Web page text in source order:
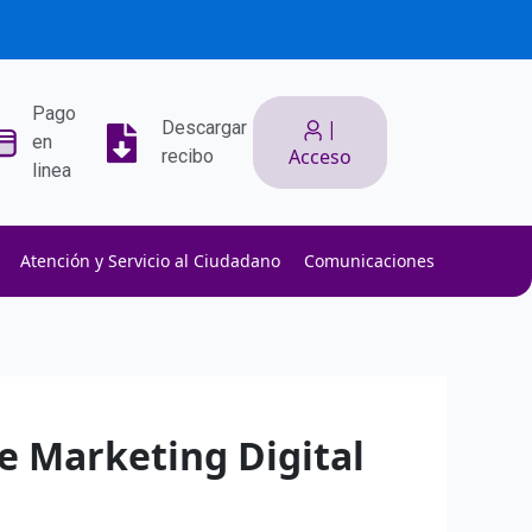
Pago
en
linea
Descargar
recibo
|
Acceso
Atención y Servicio al Ciudadano Comunicaciones
Marketing Digital